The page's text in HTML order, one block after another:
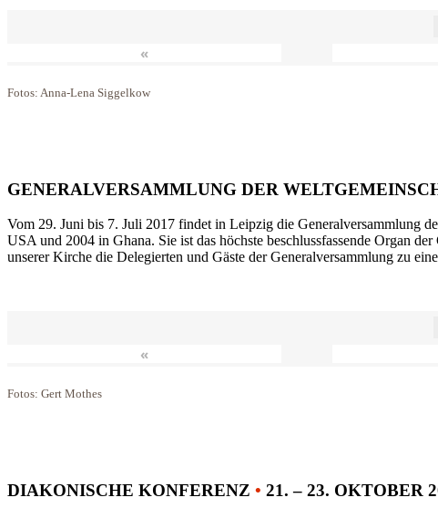
«
Fotos: Anna-Lena Siggelkow
GENERALVERSAMMLUNG DER
Vom 29. Juni bis 7. Juli 2017 findet in Leipzig die Generalversammlung
USA und 2004 in Ghana. Sie ist das höchste beschlussfassende Organ
unserer Kirche die Delegierten und Gäste der Generalversammlung zu
«
Fotos: Gert Mothes
DIAKONISCHE KONFERENZ • 21. – 23. OKTOBER